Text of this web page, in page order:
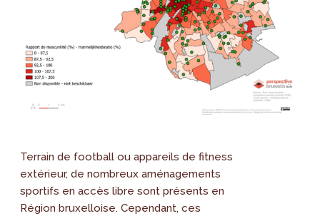
Terrain de football ou appareils de fitness
extérieur, de nombreux aménagements
sportifs en accès libre sont présents en
Région bruxelloise. Cependant, ces